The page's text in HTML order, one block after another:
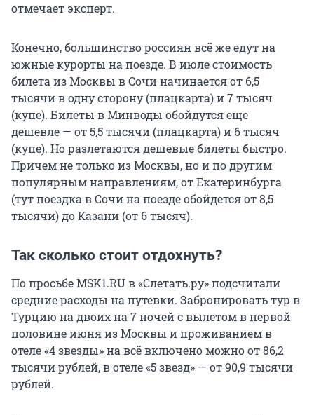
отмечает эксперт.
Конечно, большинство россиян всё же едут на
южные курорты на поезде. В июле стоимость
билета из Москвы в Сочи начинается от 6,5
тысячи в одну сторону (плацкарта) и 7 тысяч
(купе). Билеты в Минводы обойдутся еще
дешевле — от 5,5 тысячи (плацкарта) и 6 тысяч
(купе). Но разлетаются дешевые билеты быстро.
Причем не только из Москвы, но и по другим
популярным направлениям, от Екатеринбурга
(тут поездка в Сочи на поезде обойдется от 8,5
тысячи) до Казани (от 6 тысяч).
Так сколько стоит отдохнуть?
По просьбе MSK1.RU в «Слетать.ру» подсчитали
средние расходы на путевки. Забронировать тур в
Турцию на двоих на 7 ночей с вылетом в первой
половине июня из Москвы и проживанием в
отеле «4 звезды» на всё включено можно от 86,2
тысячи рублей, в отеле «5 звезд» — от 90,9 тысячи
рублей.